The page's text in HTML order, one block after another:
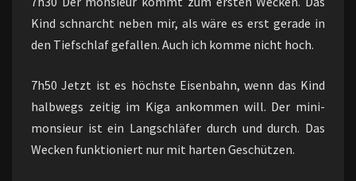
Kind schnarcht neben mir, als wäre es erst gerade in
den Tiefschlaf gefallen. Auch ich komme nicht hoch.
7h50 Jetzt ist es höchste Eisenbahn, wenn das Kind
halbwegs zeitig im Kiga ankommen will. Der mini-
monsieur ist ein Langschläfer durch und durch. Das
Wecken funktioniert nur mit harten Geschützen.